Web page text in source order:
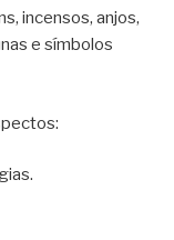
incensos, anjos,
e símbolos